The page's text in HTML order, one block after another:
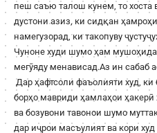
пеш саъю талош кунем, то
дустони азиз, ки сидқан
намегузорад, ки такопуву
Чуноне худи шумо ҳам мушоҳида
мегӯяду менависад.Аз ин сабаб
Дар ҳафтсоли фаъолияти худ, ки
борҳо мавриди ҳамлаҳои
ва бозувони тавонои шумо
дар иҷрои масъулият ва кори